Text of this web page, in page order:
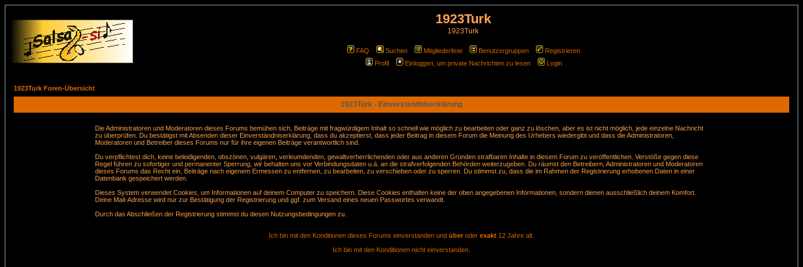
1923Turk
1923Turk
FAQ Suchen Mitgliederliste Benutzergruppen
Registrieren
Profil
Einloggen, um private Nachrichten zu lesen Login
1923Turk Foren-Übersicht
1923Turk - Einverständniserklärung
Die Administratoren und Moderatoren dieses Forums bemühen sich, Beiträge mit fragwürdigem Inhalt so schnell wie möglich zu bearbeiten oder ganz zu löschen, aber es ist nicht möglich, jede einzelne Nachricht
zu überprüfen. Du bestätigst mit Absenden dieser Einverständniserklärung, dass du akzeptierst, dass jeder Beitrag in diesem Forum die Meinung des Urhebers wiedergibt und dass die Administratoren,
Moderatoren und Betreiber dieses Forums nur für ihre eigenen Beiträge verantwortlich sind.
Du verpflichtest dich, keine beleidigenden, obszönen, vulgären, verleumdenden, gewaltverherrlichenden oder aus anderen Gründen strafbaren Inhalte in diesem Forum zu veröffentlichen. Verstöße gegen diese
Regel führen zu sofortiger und permanenter Sperrung, wir behalten uns vor Verbindungsdaten u.ä. an die strafverfolgenden Behörden weiterzugeben. Du räumst den Betreibern, Administratoren und Moderatoren
dieses Forums das Recht ein, Beiträge nach eigenem Ermessen zu entfernen, zu bearbeiten, zu verschieben oder zu sperren. Du stimmst zu, dass die im Rahmen der Registrierung erhobenen Daten in einer
Datenbank gespeichert werden.
Dieses System verwendet Cookies, um Informationen auf deinem Computer zu speichern. Diese Cookies enthalten keine der oben angegebenen Informationen, sondern dienen ausschließlich deinem Komfort.
Deine Mail-Adresse wird nur zur Bestätigung der Registrierung und ggf. zum Versand eines neuen Passwortes verwandt.
Durch das Abschließen der Registrierung stimmst du diesen Nutzungsbedingungen zu.
Ich bin mit den Konditionen dieses Forums einverstanden und über oder exakt 12 Jahre alt.
Ich bin mit den Konditionen nicht einverstanden.